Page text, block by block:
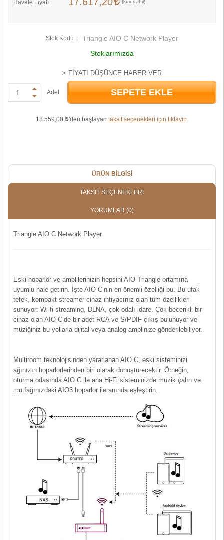
Havale Fiyatı :
Stok Kodu
Triangle AIO C Network Player
Stoklarımızda
FIYATI DÜŞÜNCE HABER VER
Adet SEPETE EKLE
18.559,00 'den başlayan taksit seçenekleri için tıklayın.
ÜRÜN BILGISI
TAKSIT SEÇENEKLERI
YORUMLAR (0)
Triangle AIO C Network Player
Eski hoparlör ve amplilerinizin hepsini AIO Triangle ortamına
uyumlu hale getirin. İşte AIO C’nin en önemli özelliği bu. Bu ufak
tefek, kompakt streamer cihaz ihtiyacınız olan tüm özellikleri
sunuyor: Wi-fi streaming, DLNA, çok odalı idare. Çok becerikli bir
cihaz olan AIO C’de bir adet RCA ve S/PDIF çıkış bulunuyor ve
müziğiniz bu yollarla dijital veya analog amplinize gönderilebiliyor.
Multiroom teknolojisinden yararlanan AIO C, eski sisteminizi
ağınızın hoparlörlerinden biri olarak dönüştürecektir. Örneğin,
oturma odasında AIO C ile ana Hi-Fi sisteminizde müzik çalın ve
mutfağınızdaki AIO3 hoparlör ile anında eşleştirin.